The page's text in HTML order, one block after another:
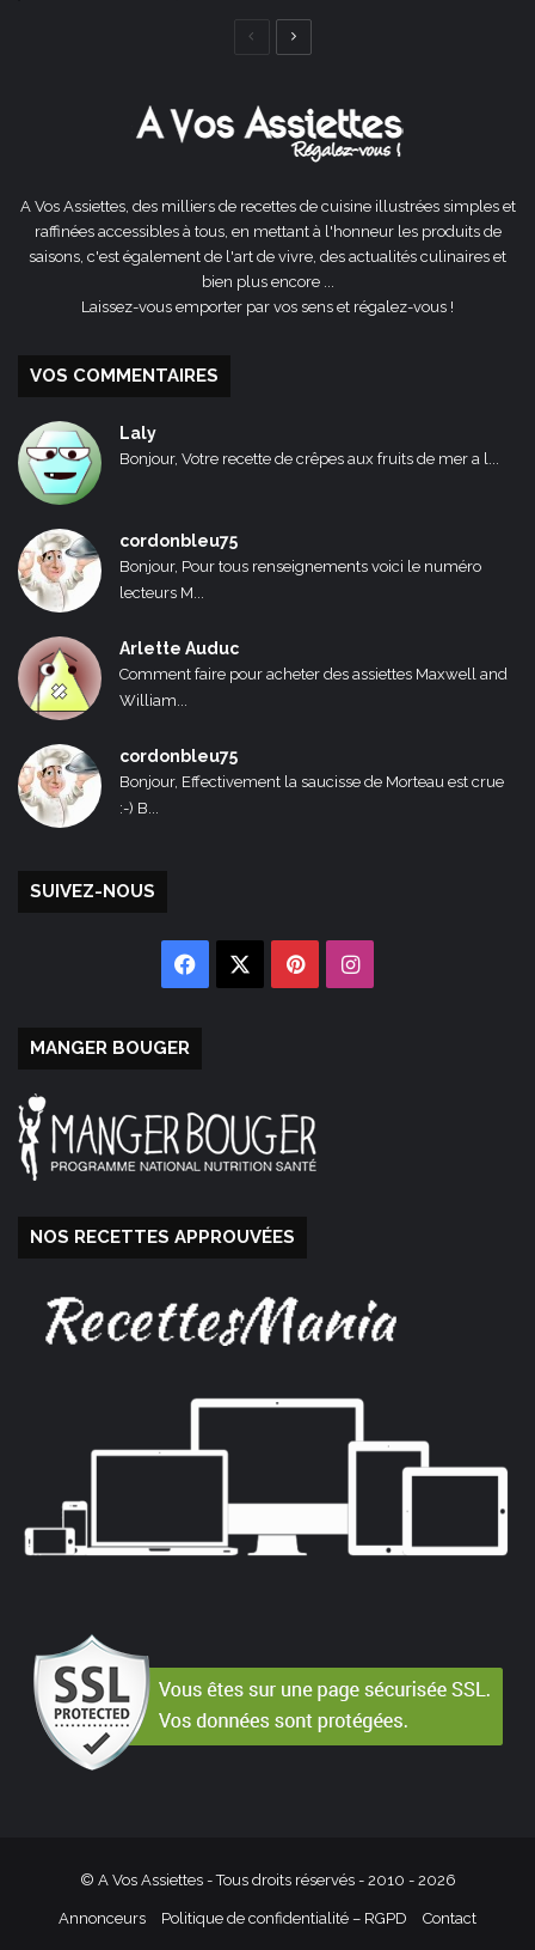
Page
A Vos Assiettes, des milliers de recettes de cuisine illustrées simples et
raffinées accessibles à tous, en mettant à l'honneur les produits de
saisons, c'est également de l'art de vivre, des actualités culinaires et
bien plus encore ...
Laissez-vous emporter par vos sens et régalez-vous !
VOS COMMENTAIRES
Laly
Bonjour, Votre recette de crêpes aux fruits de mer a l...
cordonbleu75
Bonjour, Pour tous renseignements voici le numéro
lecteurs M...
Arlette Auduc
Comment faire pour acheter des assiettes Maxwell and
William...
cordonbleu75
Bonjour, Effectivement la saucisse de Morteau est crue
:-) B...
SUIVEZ-NOUS
Facebook PinterestInstagram
MANGER BOUGER
NOS RECETTES APPROUVÉES
© A Vos Assiettes - Tous droits réservés - 2010 - 2026
Annonceurs Politique de confidentialité – RGPD Contact